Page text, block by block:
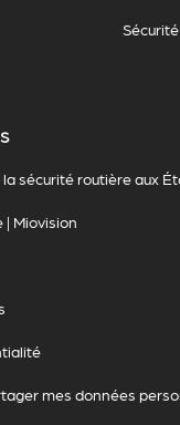
Sécurité
sécurité routière aux
Miovision
mes données